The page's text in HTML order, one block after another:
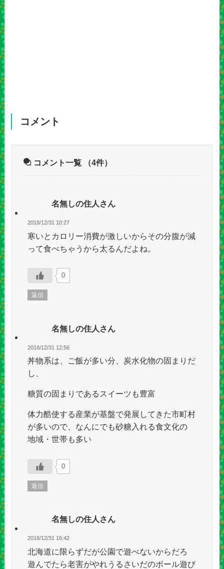
コメント
コメント一覧 （4件）
名無しの住人さん
2018/12/31 10:27
寒いとカロリー消費が激しいからその分腹が減
って食べちゃうから太るんだよね。
0
返信
名無しの住人さん
2018/12/31 12:56
丼物系は、ご飯が多い分、炭水化物の固まりだ
し、
糖質の固まりであるスイーツも豊富
体力酷使する産業が基盤で発展してきた市町村
が多いので、なんにでも砂糖入れる食文化の
地域・世帯も多い
0
返信
名無しの住人さん
2018/12/31 16:42
北海道に限らずだが公園で遊べないからだろ
遊んでたら老害がやれうるさいだのボール遊び